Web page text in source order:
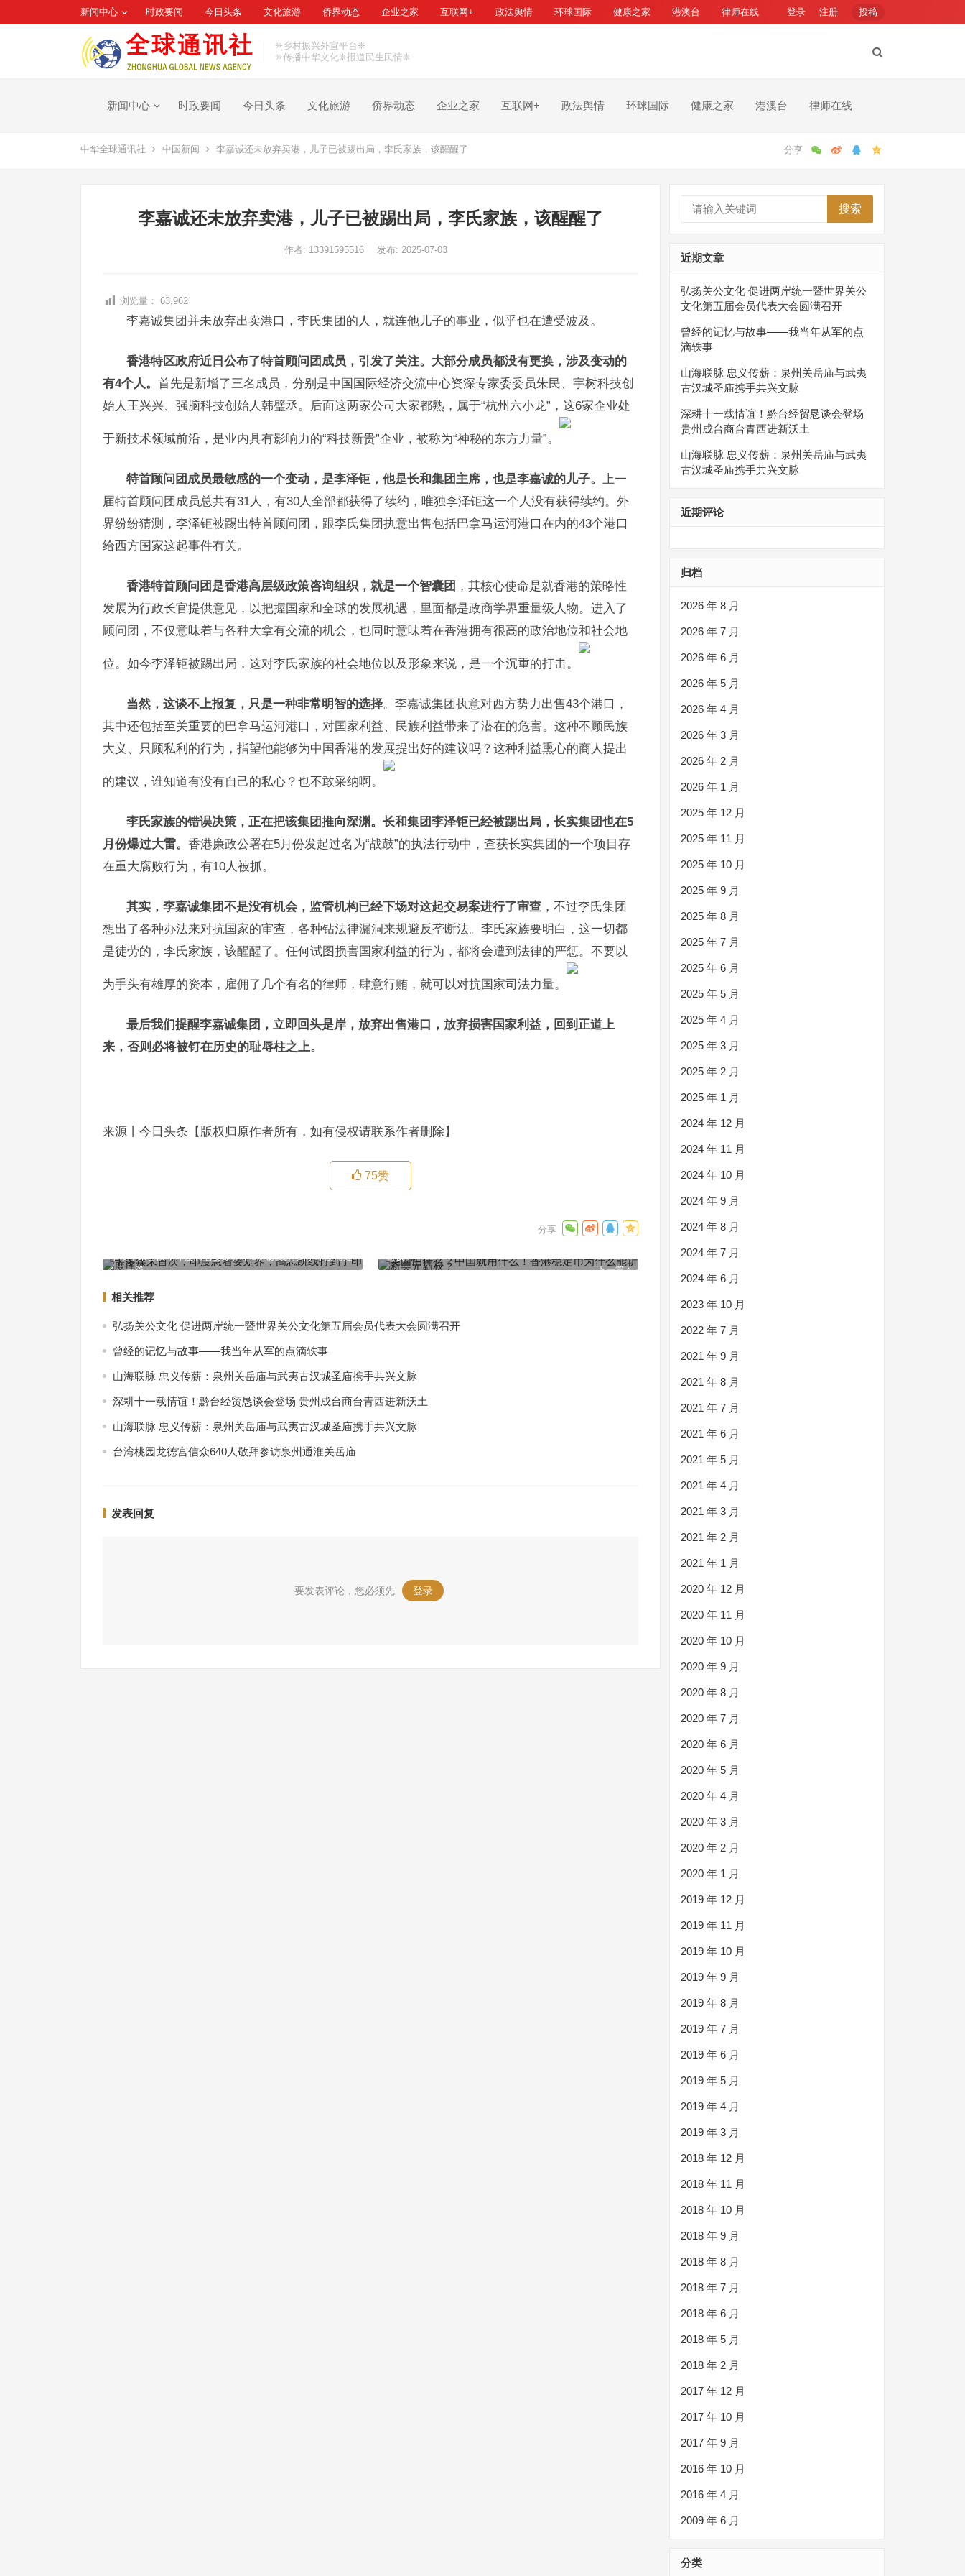
新闻中心 时政要闻 今日头条 文化旅游 侨界动态 企业之家 互联网+ 政法舆情 环球国际 健康之家 港澳台 律师在线 登录 注册 投稿
❈乡村振兴外宣平台❈
❈传播中华文化❈报道民生民情❈
新闻中心 时政要闻 今日头条 文化旅游 侨界动态 企业之家 互联网+ 政法舆情 环球国际 健康之家 港澳台 律师在线
中华全球通讯社 中国新闻 李嘉诚还未放弃卖港，儿子已被踢出局，李氏家族，该醒醒了
李嘉诚还未放弃卖港，儿子已被踢出局，李氏家族，该醒醒了
作者: 13391595516 发布: 2025-07-03
浏览量： 63,962
李嘉诚集团并未放弃出卖港口，李氏集团的人，就连他儿子的事业，似乎也在遭受波及。
香港特区政府近日公布了特首顾问团成员，引发了关注。大部分成员都没有更换，涉及变动的
有4个人。 首先是新增了三名成员，分别是中国国际经济交流中心资深专家委委员朱民、宇树科技创
始人王兴兴、强脑科技创始人韩璧丞。后面这两家公司大家都熟，属于“杭州六小龙”，这6家企业处
于新技术领域前沿，是业内具有影响力的“科技新贵”企业，被称为“神秘的东方力量”。
特首顾问团成员最敏感的一个变动，是李泽钜，他是长和集团主席，也是李嘉诚的儿子。
上一
届特首顾问团成员总共有31人，有30人全部都获得了续约，唯独李泽钜这一个人没有获得续约。外
界纷纷猜测，李泽钜被踢出特首顾问团，跟李氏集团执意出售包括巴拿马运河港口在内的43个港口
给西方国家这起事件有关。
香港特首顾问团是香港高层级政策咨询组织，就是一个智囊团 ，其核心使命是就香港的策略性
发展为行政长官提供意见，以把握国家和全球的发展机遇，里面都是政商学界重量级人物。进入了
顾问团，不仅意味着与各种大拿有交流的机会，也同时意味着在香港拥有很高的政治地位和社会地
位。如今李泽钜被踢出局，这对李氏家族的社会地位以及形象来说，是一个沉重的打击。
当然，这谈不上报复，只是一种非常明智的选择。李嘉诚集团执意对西方势力出售43个港口，
其中还包括至关重要的巴拿马运河港口，对国家利益、民族利益带来了潜在的危害。这种不顾民族
大义、只顾私利的行为，指望他能够为中国香港的发展提出好的建议吗？这种利益熏心的商人提出
的建议，谁知道有没有自己的私心？也不敢采纳啊。
李氏家族的错误决策，正在把该集团推向深渊。长和集团李泽钜已经被踢出局，长实集团也在5
月份爆过大雷。 香港廉政公署在5月份发起过名为“战鼓”的执法行动中，查获长实集团的一个项目存
在重大腐败行为，有10人被抓。
其实，李嘉诚集团不是没有机会，监管机构已经下场对这起交易案进行了审查 ，不过李氏集团
想出了各种办法来对抗国家的审查，各种钻法律漏洞来规避反垄断法。李氏家族要明白，这一切都
是徒劳的，李氏家族，该醒醒了。任何试图损害国家利益的行为，都将会遭到法律的严惩。不要以
为手头有雄厚的资本，雇佣了几个有名的律师，肆意行贿，就可以对抗国家司法力量。
最后我们提醒李嘉诚集团，立即回头是岸，放弃出售港口，放弃损害国家利益，回到正道上
来，否则必将被钉在历史的耻辱柱之上。
来源丨今日头条【版权归原作者所有，如有侵权请联系作者删除】
75赞
上一篇
十多年来首次，印度急着要划界，高志凯线打到了印度痛处
下一篇
霸权？
相关推荐
弘扬关公文化 促进两岸统一暨世界关公文化第五届会员代表大会圆满召开
曾经的记忆与故事——我当年从军的点滴轶事
山海联脉 忠义传薪：泉州关岳庙与武夷古汉城圣庙携手共兴文脉
深耕十一载情谊！黔台经贸恳谈会登场 贵州成台商台青西进新沃土
山海联脉 忠义传薪：泉州关岳庙与武夷古汉城圣庙携手共兴文脉
台湾桃园龙德宫信众640人敬拜参访泉州通淮关岳庙
发表回复
要发表评论，您必须先 登录 。
搜索
近期文章
弘扬关公文化 促进两岸统一暨世界关公
文化第五届会员代表大会圆满召开
曾经的记忆与故事——我当年从军的点
滴轶事
山海联脉 忠义传薪：泉州关岳庙与武夷
古汉城圣庙携手共兴文脉
深耕十一载情谊！黔台经贸恳谈会登场
贵州成台商台青西进新沃土
山海联脉 忠义传薪：泉州关岳庙与武夷
古汉城圣庙携手共兴文脉
近期评论
归档
2026 年 8 月
2026 年 7 月
2026 年 6 月
2026 年 5 月
2026 年 4 月
2026 年 3 月
2026 年 2 月
2026 年 1 月
2025 年 12 月
2025 年 11 月
2025 年 10 月
2025 年 9 月
2025 年 8 月
2025 年 7 月
2025 年 6 月
2025 年 5 月
2025 年 4 月
2025 年 3 月
2025 年 2 月
2025 年 1 月
2024 年 12 月
2024 年 11 月
2024 年 10 月
2024 年 9 月
2024 年 8 月
2024 年 7 月
2024 年 6 月
2023 年 10 月
2022 年 7 月
2021 年 9 月
2021 年 8 月
2021 年 7 月
2021 年 6 月
2021 年 5 月
2021 年 4 月
2021 年 3 月
2021 年 2 月
2021 年 1 月
2020 年 12 月
2020 年 11 月
2020 年 10 月
2020 年 9 月
2020 年 8 月
2020 年 7 月
2020 年 6 月
2020 年 5 月
2020 年 4 月
2020 年 3 月
2020 年 2 月
2020 年 1 月
2019 年 12 月
2019 年 11 月
2019 年 10 月
2019 年 9 月
2019 年 8 月
2019 年 7 月
2019 年 6 月
2019 年 5 月
2019 年 4 月
2019 年 3 月
2018 年 12 月
2018 年 11 月
2018 年 10 月
2018 年 9 月
2018 年 8 月
2018 年 7 月
2018 年 6 月
2018 年 5 月
2018 年 2 月
2017 年 12 月
2017 年 10 月
2017 年 9 月
2016 年 10 月
2016 年 4 月
2009 年 6 月
分类